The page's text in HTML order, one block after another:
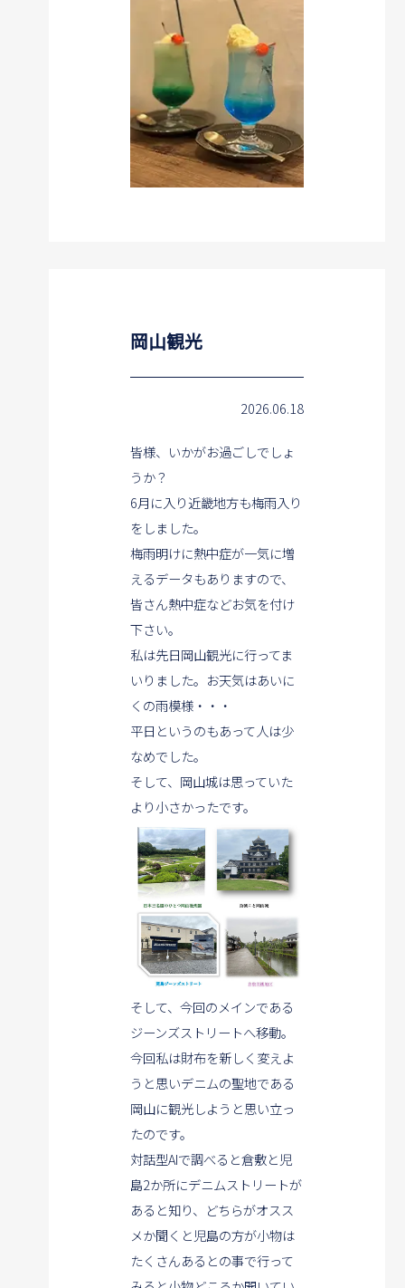
岡山観光
2026.06.18
皆様、いかがお過ごしでしょ
うか？
6月に入り近畿地方も梅雨入り
をしました。
梅雨明けに熱中症が一気に増
えるデータもありますので、
皆さん熱中症などお気を付け
下さい。
私は先日岡山観光に行ってま
いりました。 お天気はあいに
くの雨模様・・・
平日というのもあって人は少
なめでした。
そして、岡山城は思っていた
より小さかったです。
そして、今回のメインである
ジーンズストリートへ移動。
今回私は財布を新しく変えよ
うと思いデニムの聖地である
岡山に観光しようと思い立っ
たのです。
対話型AIで調べると倉敷と児
島2か所にデニムストリートが
あると知り、 どちらがオスス
メか聞くと児島の方が小物は
たくさんあるとの事で行って